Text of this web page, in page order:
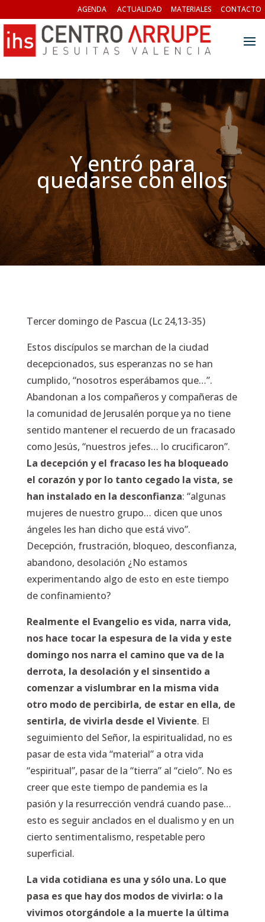
AGENDA ACTUALIDAD MATERIALES CONTACTO
Y entró para
quedarse con ellos
Tercer domingo de Pascua (Lc 24,13-35)
Estos discípulos se marchan de la ciudad
decepcionados, sus esperanzas no se han
cumplido, “nosotros esperábamos que…”.
Abandonan a los compañeros y compañeras de
la comunidad de Jerusalén porque ya no tiene
sentido mantener el recuerdo de un fracasado
como Jesús, “nuestros jefes… lo crucificaron”.
La decepción y el fracaso les ha bloqueado
el corazón y por lo tanto cegado la vista, se
han instalado en la desconfianza: “algunas
mujeres de nuestro grupo… dicen que unos
ángeles les han dicho que está vivo”.
Decepción, frustración, bloqueo, desconfianza,
abandono, desolación ¿No estamos
experimentando algo de esto en este tiempo
de confinamiento?
Realmente el Evangelio es vida, narra vida,
nos hace tocar la espesura de la vida y este
domingo nos narra el camino que va de la
derrota, la desolación y el sinsentido a
comenzar a vislumbrar en la misma vida
otro modo de percibirla, de estar en ella, de
sentirla, de vivirla desde el Viviente. El
seguimiento del Señor, la espiritualidad, no es
pasar de esta vida “material” a otra vida
“espiritual”, pasar de la “tierra” al “cielo”. No es
creer que este tiempo de pandemia es la
pasión y la resurrección vendrá cuando pase…
esto es seguir anclados en el dualismo y en un
cierto sentimentalismo, respetable pero
superficial.
La vida cotidiana es una y sólo una. Lo que
pasa es que hay dos modos de vivirla: o la
vivimos otorgándole a la muerte la última